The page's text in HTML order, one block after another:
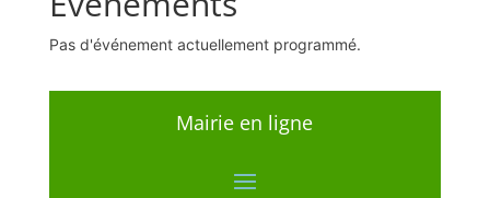
Pas d'événement actuellement programmé.
Mairie en ligne